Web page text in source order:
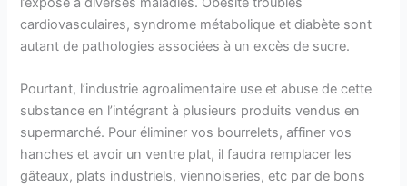
cardiovasculaires, syndrome métabolique et diabète sont
autant de pathologies associées à un excès de sucre.
Pourtant, l’industrie agroalimentaire use et abuse de cette
substance en l’intégrant à plusieurs produits vendus en
supermarché. Pour éliminer vos bourrelets, affiner vos
hanches et avoir un ventre plat, il faudra remplacer les
gâteaux, plats industriels, viennoiseries, etc par de bons